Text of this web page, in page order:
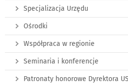
Specjalizacja Urzędu
Ośrodki
Współpraca w regionie
Seminaria i konferencje
Patronaty honorowe Dyrektora US